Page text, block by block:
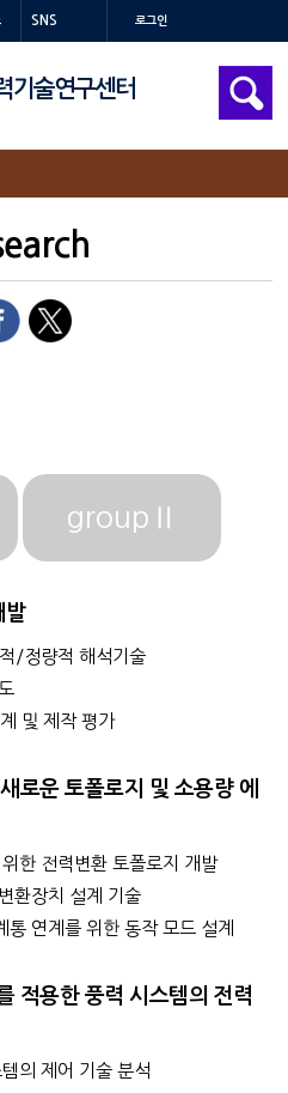
SNS 로그인
기술연구센터
groupⅡ
발
/정량적 해석기술
및 제작 평가
로운 토폴로지 및 소용량 에
한 전력변환 토폴로지 개발
환장치 설계 기술
연계를 위한 동작 모드 설계
적용한 풍력 시스템의 전력
의 제어 기술 분석